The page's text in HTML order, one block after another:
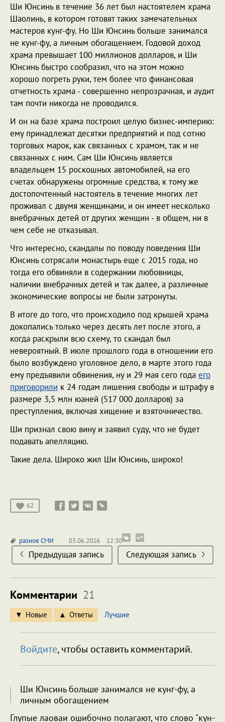
Ши Юнсинь в течение 36 лет был настоятелем храма
Шаолинь, в котором готовят таких замечательных
мастеров кунг-фу. Но Ши Юнсинь больше занимался
не кунг-фу, а личным обогащением. Годовой доход
храма превышает 100 миллионов долларов, и Ши
Юнсинь быстро сообразил, что на этом можно
хорошо погреть руки, тем более что финансовая
отчетность храма - совершенно непрозрачная, и аудит
там почти никогда не проводился.
И он на базе храма построил целую бизнес-империю:
ему принадлежат десятки предприятий и под сотню
торговых марок, как связанных с храмом, так и не
связанных с ним. Сам Ши Юнсинь является
владельцем 15 роскошных автомобилей, на его
счетах обнаружены огромные средства, к тому же
достопочтенный настоятель в течение многих лет
проживал с двумя женщинами, и он имеет несколько
внебрачных детей от других женщин - в общем, ни в
чем себе не отказывал.
Что интересно, скандалы по поводу поведения Ши
Юнсинь сотрясали монастырь еще с 2015 года, но
тогда его обвиняли в содержании любовницы,
наличии внебрачных детей и так далее, а различные
экономические вопросы не были затронуты.
В итоге до того, что происходило под крышей храма
докопались только через десять лет после этого, а
когда раскрыли всю схему, то скандал был
невероятный. В июле прошлого года в отношении его
было возбуждено уголовное дело, в марте этого года
ему предъявили обвинения, ну и 29 мая сего года его
приговорили к 24 годам лишения свободы и штрафу в
размере 3,5 млн юаней (517 000 долларов) за
преступления, включая хищение и взяточничество.
Ши признал свою вину и заявил суду, что не будет
подавать апелляцию.
Такие дела. Широко жил Ши Юнсинь, широко!
62
разное СМИ 03.06.2026 12:30
Предыдущая запись Следующая запись
Комментарии 21
Новые Ответы Лучшие
Войдите, чтобы оставить комментарий.
Ши Юнсинь больше занимался не кунг-фу, а
личным обогащением
Глупые лаоваи ошибочно полагают, что слово "кун-